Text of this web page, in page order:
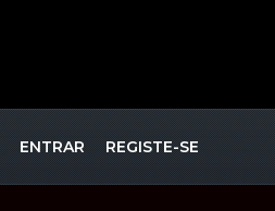
ENTRAR REGISTE-SE